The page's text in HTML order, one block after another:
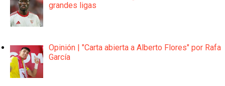
grandes ligas
Opinión | "Carta abierta a Alberto Flores" por Rafa
García